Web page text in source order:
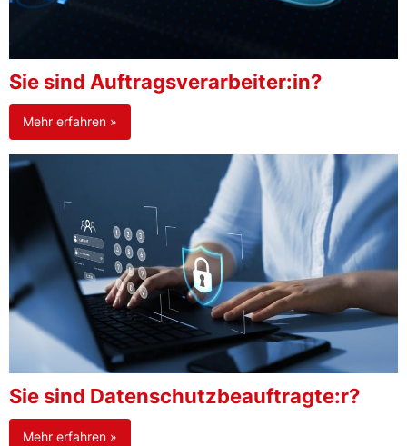
Sie sind Auftragsverarbeiter:in?
Mehr erfahren »
Sie sind Datenschutzbeauftragte:r?
Mehr erfahren »